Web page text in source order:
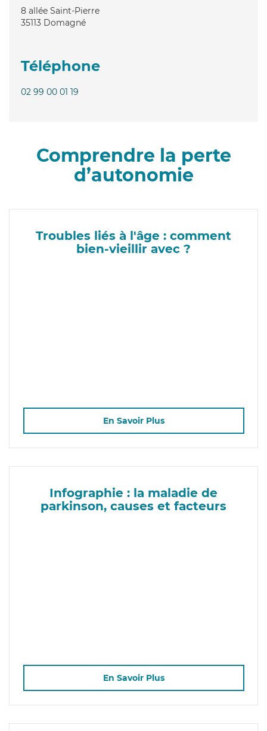
8 allée Saint-Pierre
35113 Domagné
Téléphone
02 99 00 01 19
Comprendre la perte
d’autonomie
Troubles liés à l'âge : comment
bien-vieillir avec ?
En Savoir Plus
Infographie : la maladie de
parkinson, causes et facteurs
En Savoir Plus